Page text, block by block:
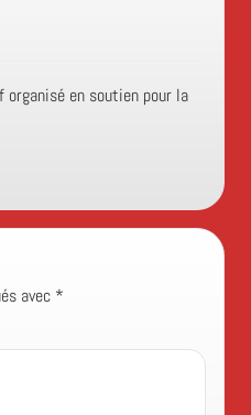
en soutien pour la
avec *